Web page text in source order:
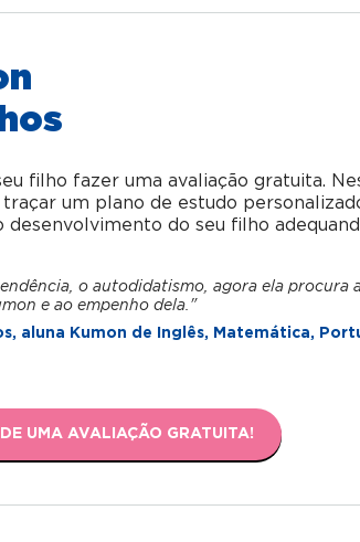
filho fazer uma avaliação gratuita.
um plano de estudo
do seu filho
o autodidatismo, agora ela procura
e ao empenho dela."
aluna Kumon de Inglês, Matemática,
UMA AVALIAÇÃO GRATUITA!